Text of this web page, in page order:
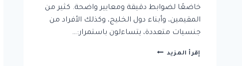
خاضعًا لضوابط دقيقة ومعايير واضحة. كثير من
المقيمين، وأبناء دول الخليج، وكذلك الأفراد من
جنسيات متعددة، يتساءلون باستمرار:…
إقرأ المزيد هل